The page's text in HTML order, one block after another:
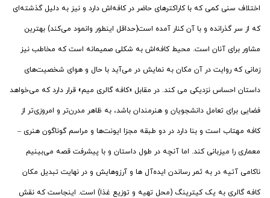
اختلاف سنی کمی که با کاراکترهای حاضر در کافه‌اش دارد و نیز به دلیل گذشته‌ای
که از سر گذرانده و با آن کنار آمده است(حداقل اینطور وانمود می‌کند) بهترین
مشاور برای آنان است. محیط کافه‌اش به شکلی صمیمانه است که مخاطب نیز
زمانی که روایت در آن مکان به نمایش در می‌آید با حال و هوای شخصیت‌های
داستان احساس نزدیکی می کند. در مقابل «کافه گالری میم» قرار دارد که می‌خواهد
فضایی برای تعامل دانشجویان و هنرمندان باشد، به ظاهر مدرن‌تر و امروزی‌تر از
کافه مهتاب است و بنا دارد در دو طبقه مجزا ایونت‌ها و مراسم گوناگون هنری –
معماری را میزبانی کند. اما آنچه در طول داستان و با پیشرفت قصه می‌بینیم
ناکامی آتیه در به ثمر رساندن ایده‌آل ها و آرزوهایش و در نهایت تبدیل مکان
کافه گالری به یک کیترینگ (محل تهیه و توزیع غذا) است. اینجاست که نقش